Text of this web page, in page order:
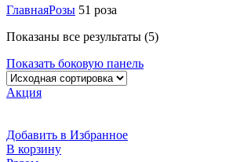
ГлавнаяРозы 51 роза
Показаны все результаты (5)
Показать боковую панель
Акция
Добавить в Избранное
В корзину